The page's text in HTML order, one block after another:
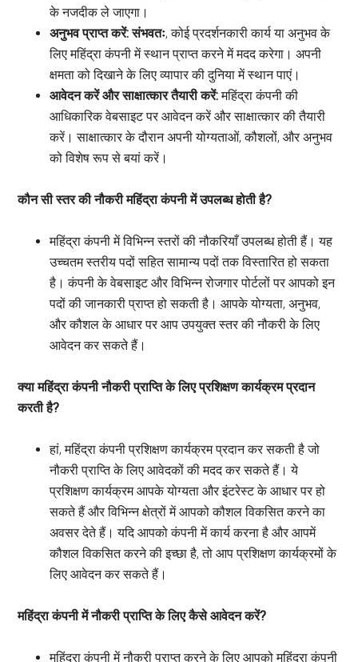
के नजदीक ले जाएगा।
अनुभव प्राप्त करें: संभवतः, कोई प्रदर्शनकारी कार्य या अनुभव के
लिए महिंद्रा कंपनी में स्थान प्राप्त करने में मदद करेगा। अपनी
क्षमता को दिखाने के लिए व्यापार की दुनिया में स्थान पाएं।
आवेदन करें और साक्षात्कार तैयारी करें:महिंद्रा कंपनी की
आधिकारिक वेबसाइट पर आवेदन करें और साक्षात्कार की तैयारी
करें। साक्षात्कार के दौरान अपनी योग्यताओं, कौशलों, और अनुभव
को विशेष रूप से बयां करें।
कौन सी स्तर की नौकरी महिंद्रा कंपनी में उपलब्ध होती है?
महिंद्रा कंपनी में विभिन्न स्तरों की नौकरियाँ उपलब्ध होती हैं। यह
उच्चतम स्तरीय पदों सहित सामान्य पदों तक विस्तारित हो सकता
है। कंपनी के वेबसाइट और विभिन्न रोजगार पोर्टलों पर आपको इन
पदों की जानकारी प्राप्त हो सकती है। आपके योग्यता, अनुभव,
और कौशल के आधार पर आप उपयुक्त स्तर की नौकरी के लिए
आवेदन कर सकते हैं।
क्या महिंद्रा कंपनी नौकरी प्राप्ति के लिए प्रशिक्षण कार्यक्रम प्रदान
करती है?
हां, महिंद्रा कंपनी प्रशिक्षण कार्यक्रम प्रदान कर सकती है जो
नौकरी प्राप्ति के लिए आवेदकों की मदद कर सकते हैं। ये
प्रशिक्षण कार्यक्रम आपके योग्यता और इंटरेस्ट के आधार पर हो
सकते हैं और विभिन्न क्षेत्रों में आपको कौशल विकसित करने का
अवसर देते हैं। यदि आपको कंपनी में कार्य करना है और आपमें
कौशल विकसित करने की इच्छा है, तो आप प्रशिक्षण कार्यक्रमों के
लिए आवेदन कर सकते हैं।
महिंद्रा कंपनी में नौकरी प्राप्ति के लिए कैसे आवेदन करें?
महिंद्रा कंपनी में नौकरी प्राप्त करने के लिए आपको महिंद्रा कंपनी